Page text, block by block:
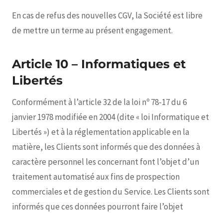
En cas de refus des nouvelles CGV, la Société est libre
de mettre un terme au présent engagement.
Article 10 – Informatiques et
Libertés
Conformément à l’article 32 de la loi nº 78-17 du 6
janvier 1978 modifiée en 2004 (dite « loi Informatique et
Libertés ») et à la réglementation applicable en la
matière, les Clients sont informés que des données à
caractère personnel les concernant font l’objet d’un
traitement automatisé aux fins de prospection
commerciales et de gestion du Service. Les Clients sont
informés que ces données pourront faire l’objet